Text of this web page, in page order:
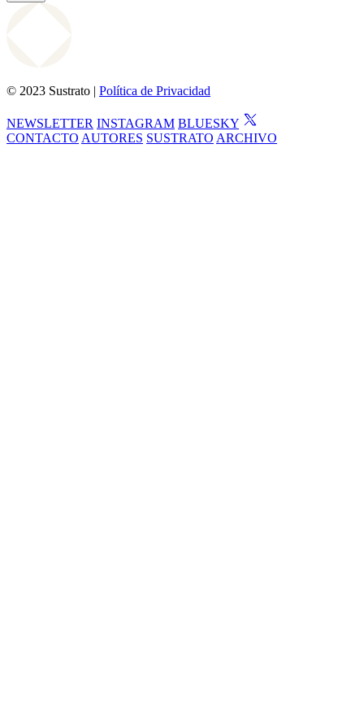
© 2023 Sustrato | Política de Privacidad
NEWSLETTER INSTAGRAM BLUESKY
CONTACTO AUTORES SUSTRATO ARCHIVO